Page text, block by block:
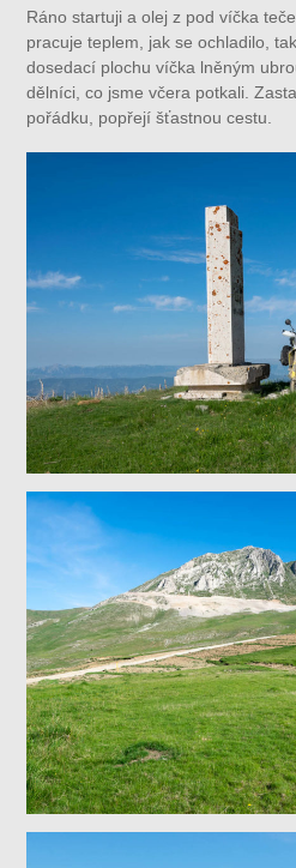
Ráno startuji a olej z pod víčka
pracuje teplem, jak se ochladilo,
dosedací plochu víčka lněným
dělníci, co jsme včera potkali.
pořádku, popřejí šťastnou cestu.